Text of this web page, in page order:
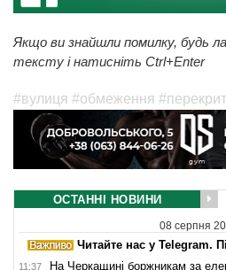
Якщо ви знайшли помилку, будь
тексту і натисніть Ctrl+Enter
#вулиця #обмеження
ОСТАННІ НОВИНИ
08 серпня
Читайте нас у Telegram.
11:37
На Черкащині боржникам за